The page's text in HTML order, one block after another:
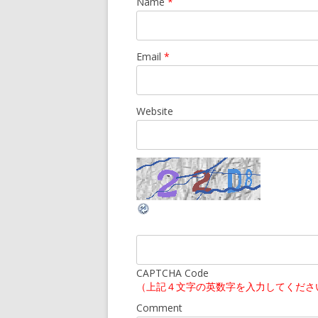
Email *
Website
CAPTCHA Code
（上記４文字の英数字を入力してくだ
Comment